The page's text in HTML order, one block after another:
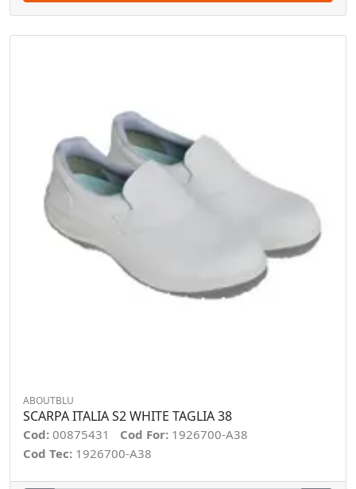
ABOUTBLU
SCARPA ITALIA S2 WHITE TAGLIA 38
Cod: 00875431 Cod For: 1926700-A38
Cod Tec: 1926700-A38